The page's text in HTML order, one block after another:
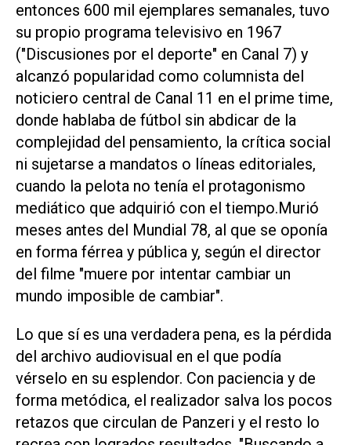
entonces 600 mil ejemplares semanales, tuvo
su propio programa televisivo en 1967
("Discusiones por el deporte" en Canal 7) y
alcanzó popularidad como columnista del
noticiero central de Canal 11 en el prime time,
donde hablaba de fútbol sin abdicar de la
complejidad del pensamiento, la crítica social
ni sujetarse a mandatos o líneas editoriales,
cuando la pelota no tenía el protagonismo
mediático que adquirió con el tiempo.Murió
meses antes del Mundial 78, al que se oponía
en forma férrea y pública y, según el director
del filme "muere por intentar cambiar un
mundo imposible de cambiar".
Lo que sí es una verdadera pena, es la pérdida
del archivo audiovisual en el que podía
vérselo en su esplendor. Con paciencia y de
forma metódica, el realizador salva los pocos
retazos que circulan de Panzeri y el resto lo